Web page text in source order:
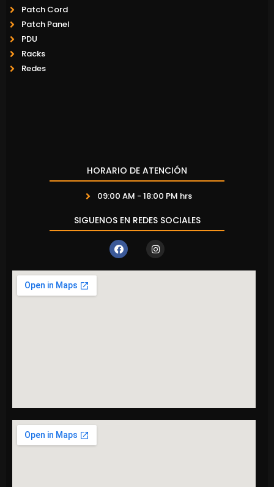
Patch Cord
Patch Panel
PDU
Racks
Redes
HORARIO DE ATENCIÓN
09:00 AM - 18:00 PM hrs
SIGUENOS EN REDES SOCIALES